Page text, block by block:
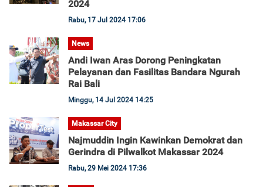
2024
Rabu, 17 Jul 2024 17:06
News
Andi Iwan Aras Dorong Peningkatan
Pelayanan dan Fasilitas Bandara Ngurah
Rai Bali
Minggu, 14 Jul 2024 14:25
Makassar City
Najmuddin Ingin Kawinkan Demokrat dan
Gerindra di Pilwalkot Makassar 2024
Rabu, 29 Mei 2024 17:36